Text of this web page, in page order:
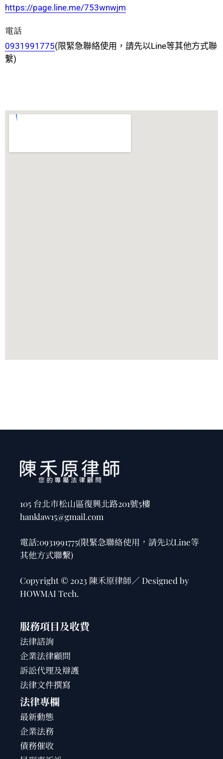
https://page.line.me/753wnwjm
電話
0931991775(限緊急聯絡使用，請先以Line等其他方式聯
繫)
105 台北市松山區復興北路201號5樓
hanklaw15@gmail.com
電話:0931991775(限緊急聯絡使用，請先以Line等
其他方式聯繫)
Copyright © 2023 陳禾原律師／ Designed by
HOWMAI Tech.
服務項目及收費
法律諮詢
企業法律顧問
訴訟代理及辯護
法律文件撰寫
法律專欄
最新動態
企業法務
債務催收